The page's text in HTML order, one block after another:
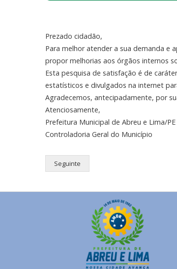
Prezado cidadão,
Para melhor atender a sua demanda e
propor melhorias aos órgãos internos
Esta pesquisa de satisfação é de
estatísticos e divulgados na internet
Agradecemos, antecipadamente, por
Atenciosamente,
Prefeitura Municipal de Abreu e Lima/PE
Controladoria Geral do Município
Seguinte